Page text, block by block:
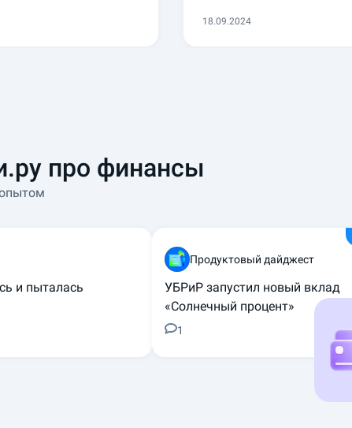
18.09.2024
про финансы
и пыталась
Продуктовый дайджест
УБРиР запустил новый вклад
«Солнечный процент»
1